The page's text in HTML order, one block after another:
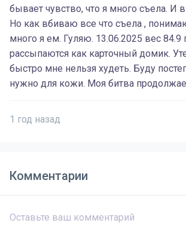
бывает чувство, что я много съела. И
Но как вбиваю все что съела ,
много я ем. Гуляю. 13.06.2025 вес 84.9
рассыпаются как карточный домик.
быстро мне нельзя худеть. Буду
нужно для кожи. Моя битва
1 год назад
Комментарии